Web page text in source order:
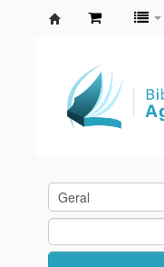
Agamenon
Magalhães